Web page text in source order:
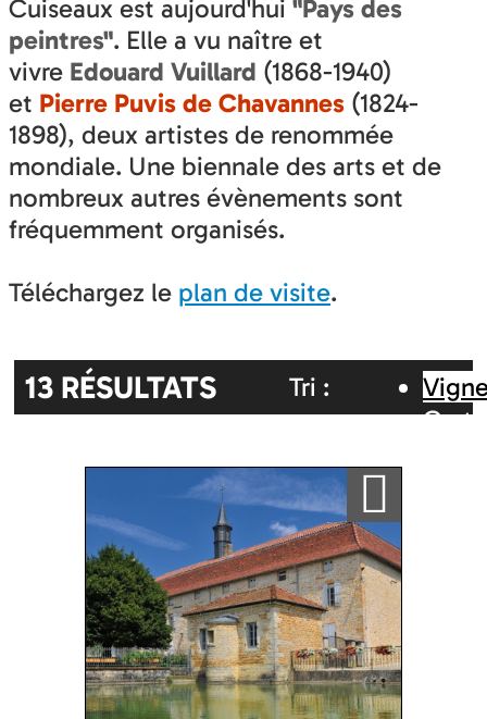
Cuiseaux est aujourd'hui "Pays des
peintres". Elle a vu naître et
vivre Edouard Vuillard (1868-1940)
et Pierre Puvis de Chavannes (1824-
1898), deux artistes de renommée
mondiale. Une biennale des arts et de
nombreux autres évènements sont
fréquemment organisés.
Téléchargez le plan de visite.
Carte
13 RÉSULTATS
Tri :
Ajouter a ma sélection